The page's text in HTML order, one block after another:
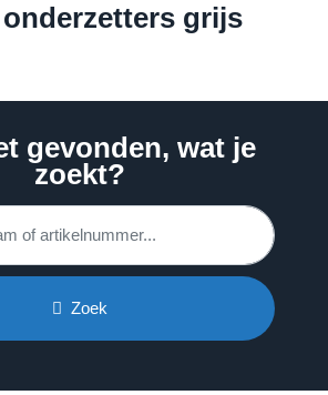
grijs
gevonden, wat je
zoekt?
Zoek